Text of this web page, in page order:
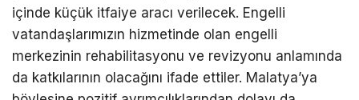
içinde küçük itfaiye aracı verilecek. Engelli
vatandaşlarımızın hizmetinde olan engelli
merkezinin rehabilitasyonu ve revizyonu anlamında
da katkılarının olacağını ifade ettiler. Malatya’ya